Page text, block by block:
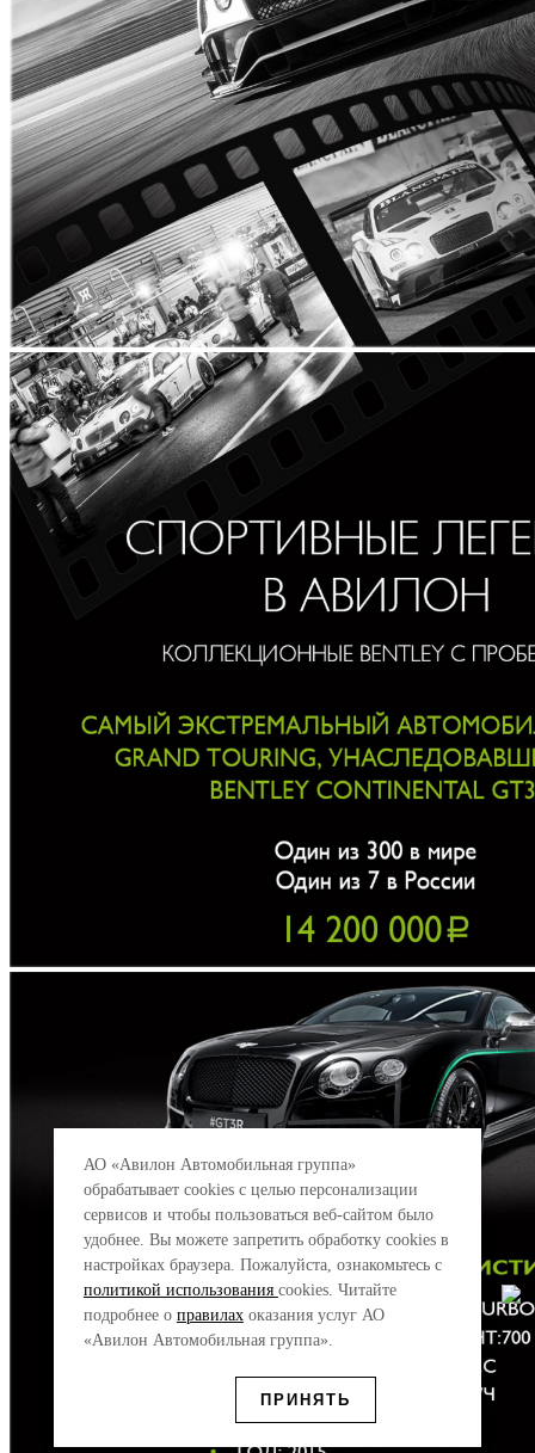
АО «Авилон Автомобильная группа»
обрабатывает cookies с целью персонализации
сервисов и чтобы пользоваться веб-сайтом было
удобнее. Вы можете запретить обработку сookies в
настройках браузера. Пожалуйста, ознакомьтесь с
политикой использования cookies. Читайте
подробнее о правилахоказания услуг АО
«Авилон Автомобильная группа».
ПРИНЯТЬ